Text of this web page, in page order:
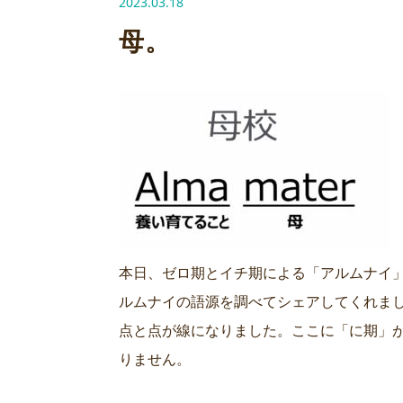
母。
本日、ゼロ期とイチ期による「アルムナイ
ルムナイの語源を調べてシェアしてくれま
点と点が線になりました。ここに「に期」
りません。